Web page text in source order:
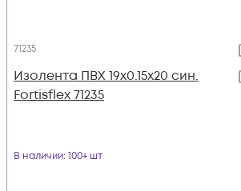
71235
Изолента ПВХ 19х0.15x20 син.
Fortisflex 71235
В наличии: 100+ шт